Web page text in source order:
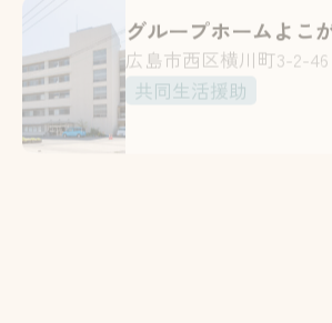
グループホームよこが
広島市西区横川町3-2-46
共同生活援助